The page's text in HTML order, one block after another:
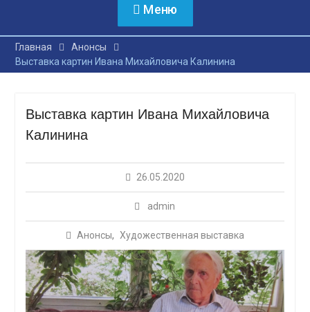
Меню
Главная
Анонсы
Выставка картин Ивана Михайловича Калинина
Выставка картин Ивана Михайловича
Калинина
26.05.2020
admin
Анонсы, Художественная выставка